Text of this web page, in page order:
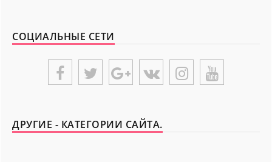
-- Лучшее, что можно сделать с хорошим советом, это пропустить его мимо
ушей. Он никогда не бывает полезен никому, кроме того, кто его дал.
-- Люблю давать советы и очень не люблю, когда их дают мне.
{UNIPLACE}
СОЦИАЛЬНЫЕ СЕТИ
ДРУГИЕ - КАТЕГОРИИ САЙТА.